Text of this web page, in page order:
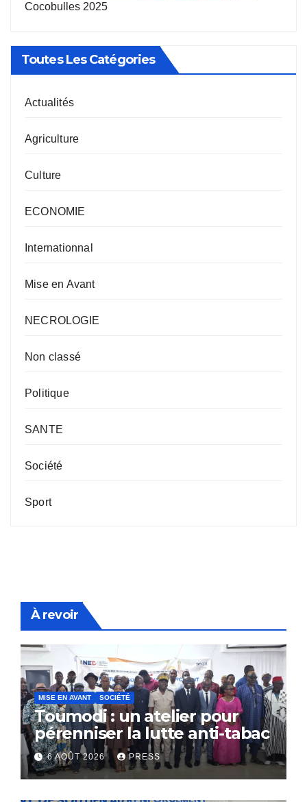
Cocobulles 2025
Toutes Les Catégories
Actualités
Agriculture
Culture
ECONOMIE
Internationnal
Mise en Avant
NECROLOGIE
Non classé
Politique
SANTE
Société
Sport
À revoir
MISE EN AVANT SOCIÉTÉ
Toumodi : un atelier pour
pérenniser la lutte anti-tabac
6 AOÛT 2026 PRESS